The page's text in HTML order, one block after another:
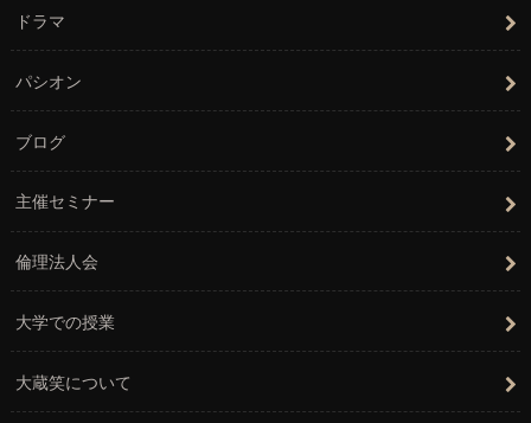
ドラマ
パシオン
ブログ
主催セミナー
倫理法人会
大学での授業
大蔵笑について